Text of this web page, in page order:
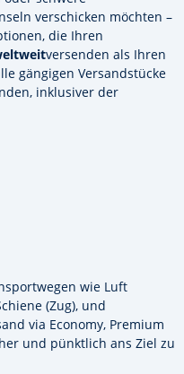
verschicken möchten –
die Ihren
versenden als Ihren
gängigen Versandstücke
inklusiver der
wie Luft
(Zug), und
via Economy, Premium
und pünktlich ans Ziel zu